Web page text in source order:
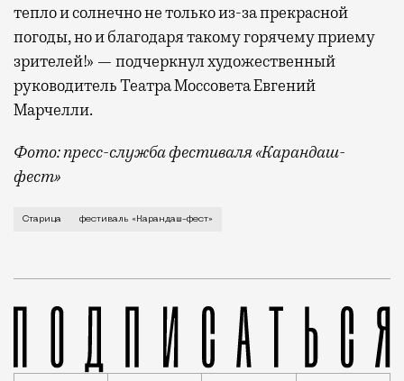
тепло и солнечно не только из-за прекрасной
погоды, но и благодаря такому горячему приему
зрителей!» — подчеркнул художественный
руководитель Театра Моссовета Евгений
Марчелли.
Фото: пресс-служба фестиваля «Карандаш-
фест»
В минувший уикенд маленькая Старица в
Старица фестиваль «Карандаш-фест»